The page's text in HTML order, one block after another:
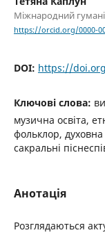
Міжнародний
https://orcid.org/0000-
DOI: https://
Ключові слова:
музична освіта,
фольклор,
сакральні
Анотація
Розглядаються